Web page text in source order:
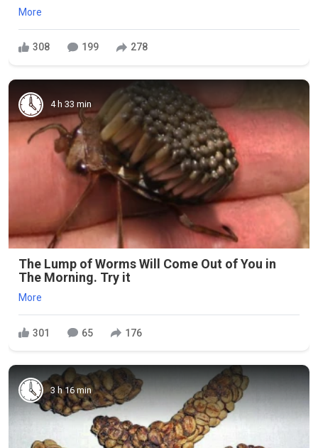
More
308 199 278
4 h 33 min
The Lump of Worms Will Come Out of You in
The Morning. Try it
More
301 65 176
3 h 16 min